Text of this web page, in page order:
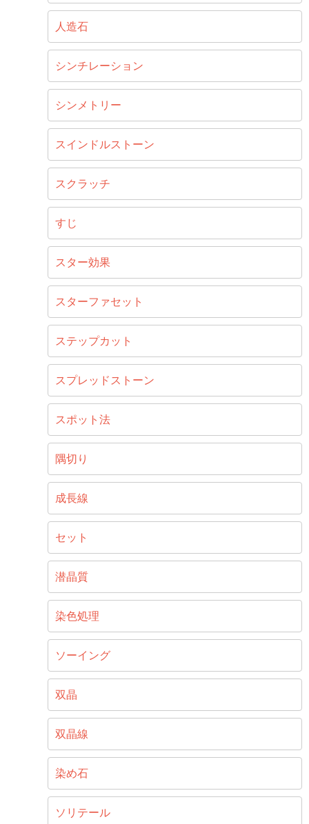
人造石
シンチレーション
シンメトリー
スインドルストーン
スクラッチ
すじ
スター効果
スターファセット
ステップカット
スプレッドストーン
スポット法
隅切り
成長線
セット
潜晶質
染色処理
ソーイング
双晶
双晶線
染め石
ソリテール